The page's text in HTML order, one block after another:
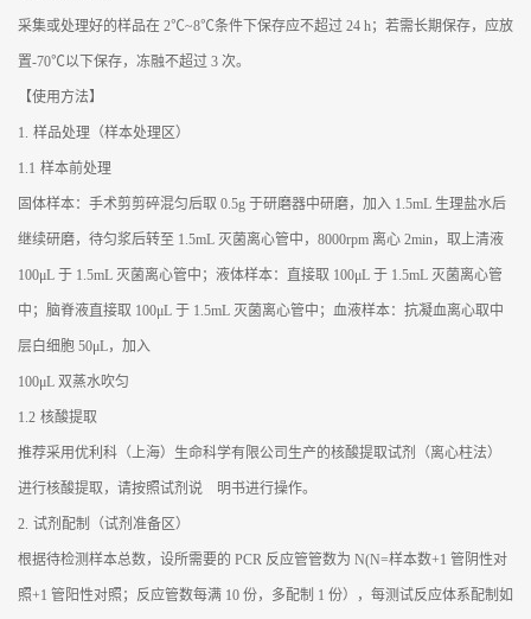
采集或处理好的样品在 2℃~8℃条件下保存应不超过 24 h；若需长期保存，应放
置-70℃以下保存，冻融不超过 3 次。
【使用方法】
1. 样品处理（样本处理区）
1.1 样本前处理
固体样本：手术剪剪碎混匀后取 0.5g 于研磨器中研磨，加入 1.5mL 生理盐水后
继续研磨，待匀浆后转至 1.5mL 灭菌离心管中，8000rpm 离心 2min，取上清液
100μL 于 1.5mL 灭菌离心管中；液体样本：直接取 100μL 于 1.5mL 灭菌离心管
中；脑脊液直接取 100μL 于 1.5mL 灭菌离心管中；血液样本：抗凝血离心取中
层白细胞 50μL，加入
100μL 双蒸水吹匀
1.2 核酸提取
推荐采用优利科（上海）生命科学有限公司生产的核酸提取试剂（离心柱法）
进行核酸提取，请按照试剂说 明书进行操作。
2. 试剂配制（试剂准备区）
根据待检测样本总数，设所需要的 PCR 反应管管数为 N(N=样本数+1 管阴性对
照+1 管阳性对照；反应管数每满 10 份，多配制 1 份），每测试反应体系配制如